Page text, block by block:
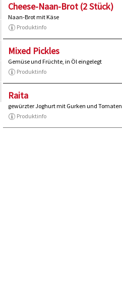
Cheese-Naan-Brot (2 Stück)
Naan-Brot mit Käse
Produktinfo
Mixed Pickles
Gemüse und Früchte, in Öl eingelegt
Produktinfo
Raita
gewürzter Joghurt mit Gurken und Tomaten
Produktinfo